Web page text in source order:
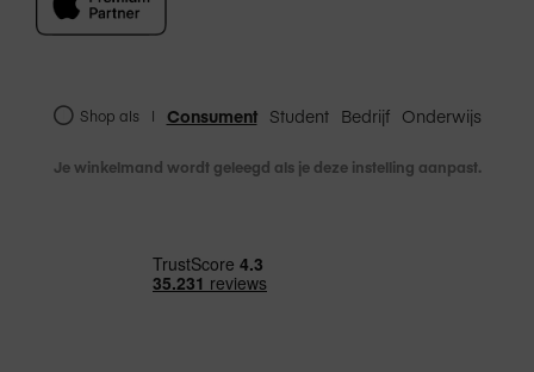
Shop als | Consument Student Bedrijf Onderwijs
Je winkelmand wordt geleegd als je deze instelling aanpast.